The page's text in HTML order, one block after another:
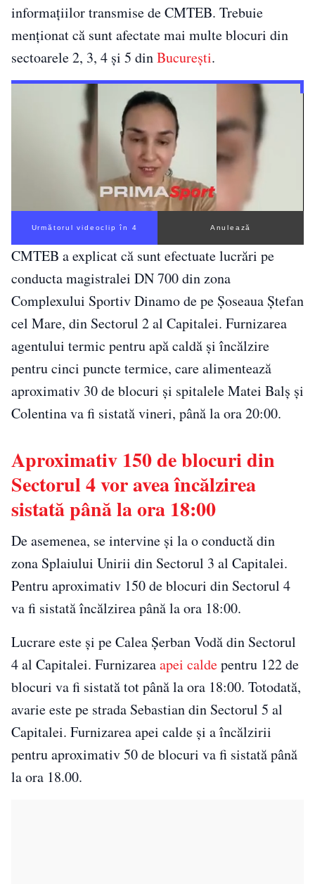
informațiilor transmise de CMTEB. Trebuie
menționat că sunt afectate mai multe blocuri din
sectoarele 2, 3, 4 şi 5 dinBucurești.
Următorul videoclip în 3 Anulează
CMTEB a explicat că sunt efectuate lucrări pe
conducta magistralei DN 700 din zona
Complexului Sportiv Dinamo de pe Şoseaua Ştefan
cel Mare, din Sectorul 2 al Capitalei. Furnizarea
agentului termic pentru apă caldă şi încălzire
pentru cinci puncte termice, care alimentează
aproximativ 30 de blocuri şi spitalele Matei Balş şi
Colentina va fi sistată vineri, până la ora 20:00.
Aproximativ 150 de blocuri din
Sectorul 4 vor avea încălzirea
sistată până la ora 18:00
De asemenea, se intervine şi la o conductă din
zona Splaiului Unirii din Sectorul 3 al Capitalei.
Pentru aproximativ 150 de blocuri din Sectorul 4
va fi sistată încălzirea până la ora 18:00.
Lucrare este şi pe Calea Şerban Vodă din Sectorul
4 al Capitalei. Furnizareaapei caldepentru 122 de
blocuri va fi sistată tot până la ora 18:00. Totodată,
avarie este pe strada Sebastian din Sectorul 5 al
Capitalei. Furnizarea apei calde şi a încălzirii
pentru aproximativ 50 de blocuri va fi sistată până
la ora 18.00.